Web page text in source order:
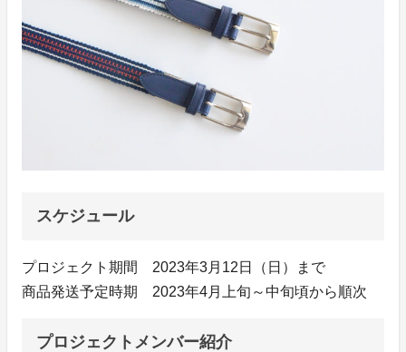
スケジュール
プロジェクト期間 2023年3月12日（日）まで
商品発送予定時期 2023年4月上旬～中旬頃から順次
プロジェクトメンバー紹介